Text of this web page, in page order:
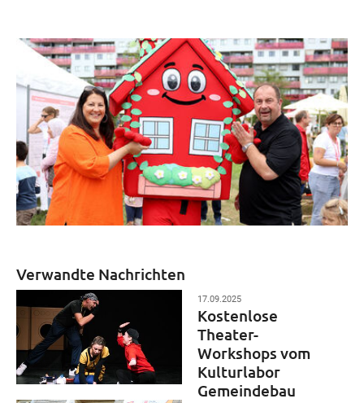
Verwandte Nachrichten
17.09.2025
Kostenlose
Theater-
Workshops vom
Kulturlabor
Gemeindebau